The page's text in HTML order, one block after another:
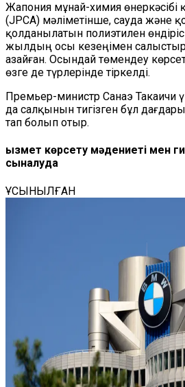
Жапония мұнай-химия
(JPCA) мәліметінше, сауда және
қолданылатын полиэтилен
жылдың осы кезеңімен
азайған. Осындай төмендеу
өзге де түрлерінде тіркелді.
Премьер-министр Санаэ Такаичи
да салқынын тигізген бұл
тап болып отыр.
Қызмет көрсету мәдениеті мен
сыналуда
ҰСЫНЫЛҒАН